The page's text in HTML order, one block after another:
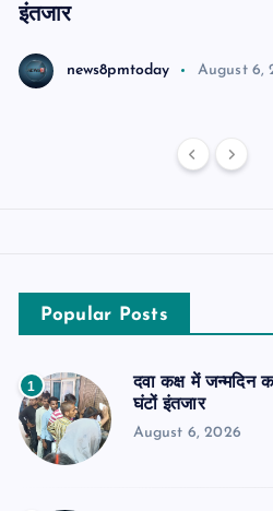
इंतजार
news8pmtoday August 6,
Popular Posts
1
दवा कक्ष में जन्मदिन
घंटों इंतजार
August 6, 2026